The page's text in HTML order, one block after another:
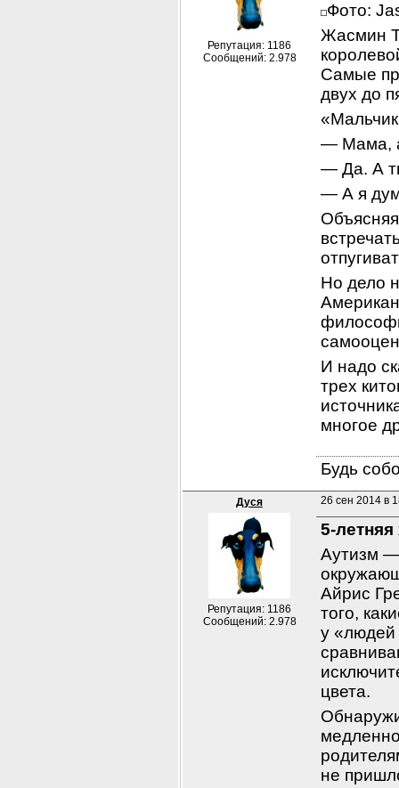
Репутация: 1186
Сообщений: 2.978
Фото:
Жасмин
Самые
двух до
— Мама, а
— Да. А
— А я
Но дело
И надо
трех
многое
Будь
Дуся
Репутация: 1186
Сообщений: 2.978
26 сен 2014 в
5-
Аутизм
Айрис
того,
у
цвета.
не